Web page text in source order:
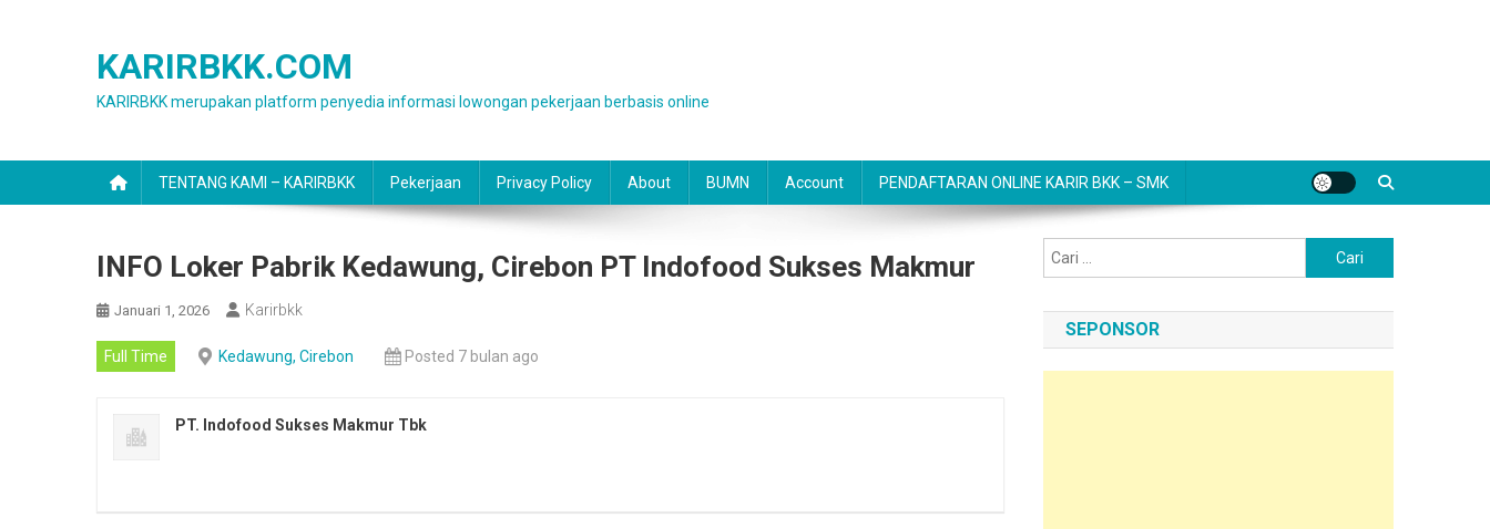
KARIRBKK.COM
KARIRBKK merupakan platform penyedia informasi lowongan pekerjaan berbasis online
TENTANG KAMI – KARIRBKK Pekerjaan Privacy Policy About BUMN Account PENDAFTARAN ONLINE KARIR BKK – SMK
INFO Loker Pabrik Kedawung, Cirebon PT Indofood Sukses Makmur
Januari 1, 2026 Karirbkk
Full Time Kedawung, Cirebon Posted 7 bulan ago
PT. Indofood Sukses Makmur Tbk
untuk:
SEPONSOR